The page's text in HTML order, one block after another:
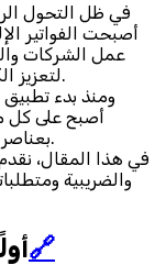
في ظل التحول
أصبحت الفواتير
عمل الشركات
لتعزيز الكفاءة وتقليل الأخطاء وتحسين تجربة العملاء.
ومنذ بدء تطبيق
بعناصر محددة وإجراءات دقيقة عند إصدار فواتيرها.
في هذا المقال،
والضريبية
🔗